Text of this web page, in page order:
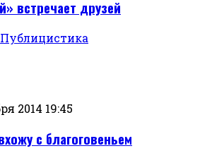
встречает друзей
Публицистика
2014 19:45
с благоговеньем